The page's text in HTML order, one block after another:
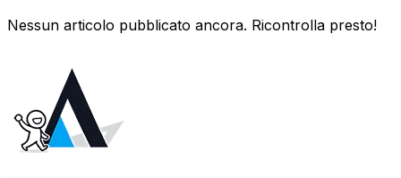
Nessun articolo pubblicato ancora. Ricontrolla presto!